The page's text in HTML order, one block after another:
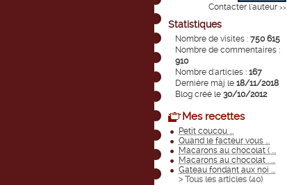
Contacter l'auteur >>
Statistiques
Nombre de visites : 750 615
Nombre de commentaires :
910
Nombre d'articles : 167
Dernière màj le 18/11/2018
Blog créé le 30/10/2012
Mes recettes
Petit coucou ...
Quand le facteur vous ...
Macarons au chocolat ( ...
Macarons au chocolat . ...
Gateau fondant aux noi ...
> Tous les articles (40)